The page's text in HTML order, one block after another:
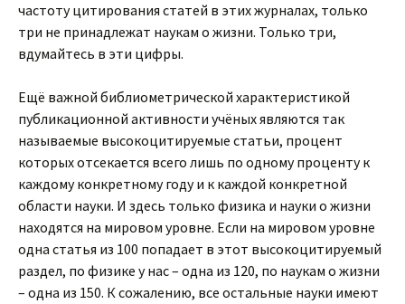
частоту цитирования статей в этих журналах, только
три не принадлежат наукам о жизни. Только три,
вдумайтесь в эти цифры.
Ещё важной библиометрической характеристикой
публикационной активности учёных являются так
называемые высокоцитируемые статьи, процент
которых отсекается всего лишь по одному проценту к
каждому конкретному году и к каждой конкретной
области науки. И здесь только физика и науки о жизни
находятся на мировом уровне. Если на мировом уровне
одна статья из 100 попадает в этот высокоцитируемый
раздел, по физике у нас – одна из 120, по наукам о жизни
– одна из 150. К сожалению, все остальные науки имеют